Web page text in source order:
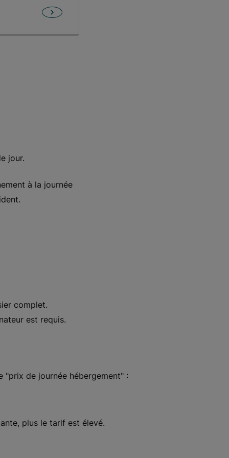
jour.
à la journée
complet.
est requis.
"prix de journée hébergement" :
plus le tarif est élevé.